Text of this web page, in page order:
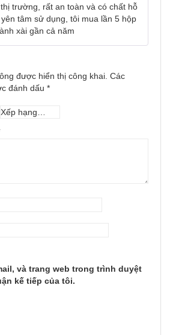
trường, rất an toàn và có chất hỗ
tâm sử dụng, tôi mua lần 5 hộp
xài gần cả năm
được hiển thị công khai. Các
đánh dấu *
và trang web trong trình duyệt
kế tiếp của tôi.